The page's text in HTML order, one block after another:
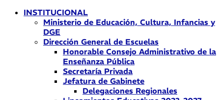
INSTITUCIONAL
Ministerio de Educación, Cultura, Infancias y
DGE
Dirección General de Escuelas
Honorable Consejo Administrativo de la
Enseñanza Pública
Secretaría Privada
Jefatura de Gabinete
Delegaciones Regionales